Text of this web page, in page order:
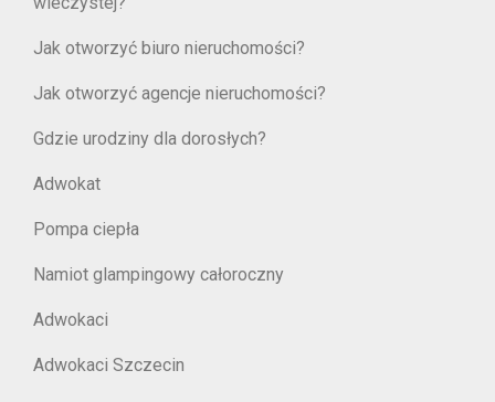
Jak otworzyć biuro nieruchomości?
Jak otworzyć agencje nieruchomości?
Gdzie urodziny dla dorosłych?
Adwokat
Pompa ciepła
Namiot glampingowy całoroczny
Adwokaci
Adwokaci Szczecin